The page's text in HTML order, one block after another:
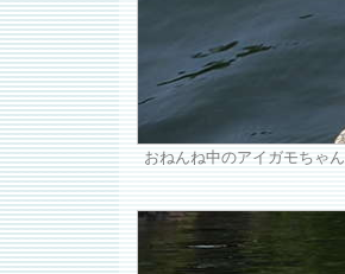
おねんね中のアイガモちゃん